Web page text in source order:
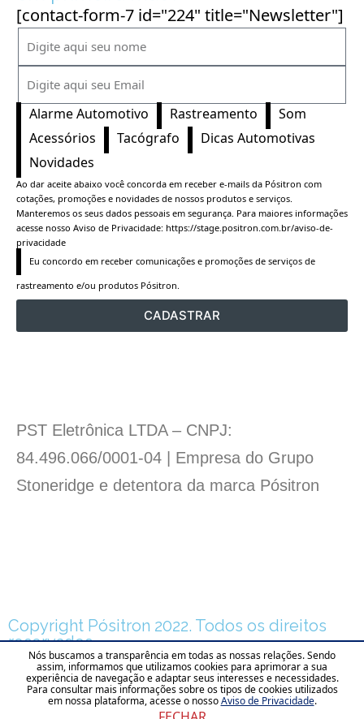
[contact-form-7 id="224" title="Newsletter"]
Alarme Automotivo Rastreamento
Som
Acessórios
Tacógrafo
Dicas Automotivas
Novidades
Ao dar aceite abaixo você concorda em receber e-mails da Pósitron com
cotações, promoções e novidades de nossos produtos e serviços.
Manteremos os seus dados pessoais em segurança. Para maiores informações
acesse nosso Aviso de Privacidade: https://stage.positron.com.br/aviso-de-
privacidade
Eu concordo em receber comunicações e promoções de serviços de
rastreamento e/ou produtos Pósitron.
CADASTRAR
PST Eletrônica LTDA – CNPJ:
84.496.066/0001-04 | Empresa do Grupo
Stoneridge e detentora da marca Pósitron
Copyright Pósitron 2022. Todos os direitos
reservados.
Aviso de Privacidade
Desenvolvido por
Nós buscamos a transparência em todas as nossas relações. Sendo
assim, informamos que utilizamos cookies para aprimorar a sua
experiência de navegação e adaptar seus interesses e necessidades.
Para consultar mais informações sobre os tipos de cookies utilizados
em nossa plataforma, acesse o nossoAviso de Privacidade.